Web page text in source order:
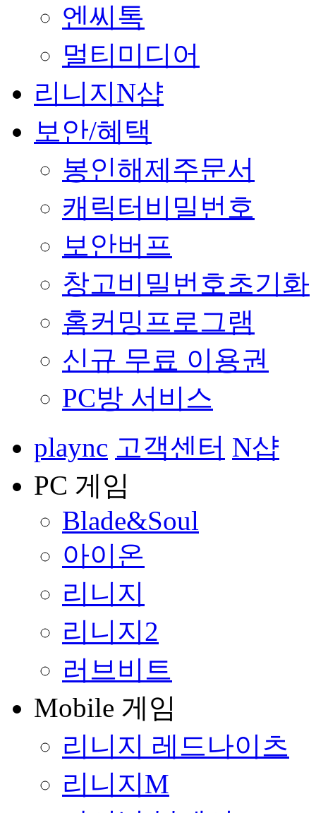
엔씨톡
멀티미디어
리니지N샵
보안/혜택
봉인해제주문서
캐릭터비밀번호
보안버프
창고비밀번호초기화
홈커밍프로그램
신규 무료 이용권
PC방 서비스
plaync 고객센터 N샵
PC 게임
Blade&Soul
아이온
리니지
리니지2
러브비트
Mobile 게임
리니지 레드나이츠
리니지M